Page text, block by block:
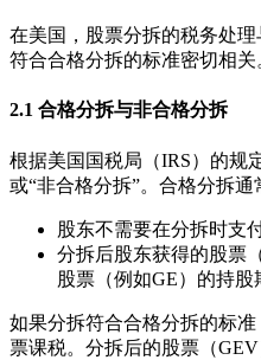
在美国，股票分拆的税务处
符合合格分拆的标准密切相关
2.1 合格分拆与非合格分拆
根据美国国税局（IRS）的规
或“非合格分拆”。合格分拆通
股东不需要在分拆时支
分拆后股东获得的股票
股票（例如GE）的持股
如果分拆符合合格分拆的标
票课税。分拆后的股票（